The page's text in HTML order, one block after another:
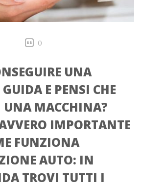
0
UNA
E PENSI CHE
UNA MACCHINA?
IMPORTANTE
FUNZIONA
AUTO: IN
TROVI TUTTI I